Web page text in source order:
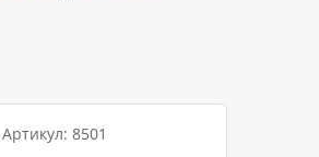
Артикул: 8501